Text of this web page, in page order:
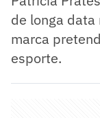
de longa data
marca
esporte.